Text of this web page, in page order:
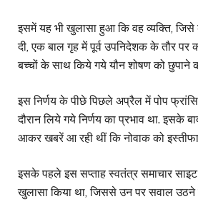
इसमें यह भी खुलासा हुआ कि वह व्यक्ति, जिसे
दी, एक बाल गृह में पूर्व उपनिदेशक के तौर
बच्चों के साथ किये गये यौन शोषण को छुपाने
इस निर्णय के पीछे पिछले अप्रैल में पोप
दौरान लिये गये निर्णय का प्रभाव था. इसके
आकर खबरें आ रही थीं कि नोवाक को इस्तीफा
इसके पहले इस सप्ताह स्वतंत्र समाचार
खुलासा किया था, जिससे उन पर सवाल